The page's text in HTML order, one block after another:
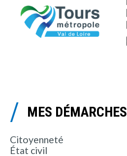
MES DÉMARCHES
Citoyenneté
État civil